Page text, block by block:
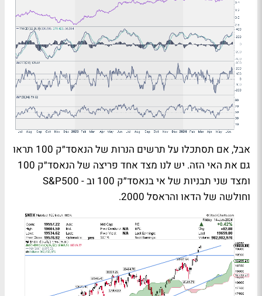
אבל, אם תסתכלו על תרשים הנרות של הנאסד״ק 100 תראו
גם את האי הזה. יש לנו מצד אחד פריצה של הנאסד״ק 100
ומצד שני תבניות של אי בנאסד״ק 100 וב -
S&P500
וחולשה של הדאו והראסל 2000.